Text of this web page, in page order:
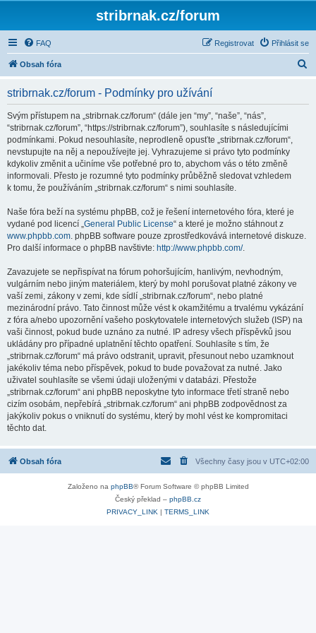
stribrnak.cz/forum
FAQ Přihlásit se
Registrovat
Obsah fóra
stribrnak.cz/forum - Podmínky pro užívání
Svým přístupem na „stribrnak.cz/forum“ (dále jen “my”, “naše”, “nás”,
“stribrnak.cz/forum”, “https://stribrnak.cz/forum”), souhlasíte s následujícími
podmínkami. Pokud nesouhlasíte, neprodleně opusťte „stribrnak.cz/forum“,
nevstupujte na něj a nepoužívejte jej. Vyhrazujeme si právo tyto podmínky
kdykoliv změnit a učiníme vše potřebné pro to, abychom vás o této změně
informovali. Přesto je rozumné tyto podmínky průběžně sledovat vzhledem
k tomu, že používáním „stribrnak.cz/forum“ s nimi souhlasíte.
Naše fóra beží na systému phpBB, což je řešení internetového fóra, které je
vydané pod licencí „General Public License“ a které je možno stáhnout z
www.phpbb.com. phpBB software pouze zprostředkovává internetové diskuze.
Pro další informace o phpBB navštivte: http://www.phpbb.com/.
Zavazujete se nepřispívat na fórum pohoršujícím, hanlivým, nevhodným,
vulgárním nebo jiným materiálem, který by mohl porušovat platné zákony ve
vaší zemi, zákony v zemi, kde sídlí „stribrnak.cz/forum“, nebo platné
mezinárodní právo. Tato činnost může vést k okamžitému a trvalému vykázání
z fóra a/nebo upozornění vašeho poskytovatele internetových služeb (ISP) na
vaši činnost, pokud bude uznáno za nutné. IP adresy všech příspěvků jsou
ukládány pro případné uplatnění těchto opatření. Souhlasíte s tím, že
„stribrnak.cz/forum“ má právo odstranit, upravit, přesunout nebo uzamknout
jakékoliv téma nebo příspěvek, pokud to bude považovat za nutné. Jako
uživatel souhlasíte se všemi údaji uloženými v databázi. Přestože
„stribrnak.cz/forum“ ani phpBB neposkytne tyto informace třetí straně nebo
cizím osobám, nepřebírá „stribrnak.cz/forum“ ani phpBB zodpovědnost za
jakýkoliv pokus o vniknutí do systému, který by mohl vést ke kompromitaci
těchto dat.
Obsah fóra Všechny časy jsou v UTC+02:00
Založeno na phpBB® Forum Software © phpBB Limited
Český překlad – phpBB.cz
PRIVACY_LINK | TERMS_LINK